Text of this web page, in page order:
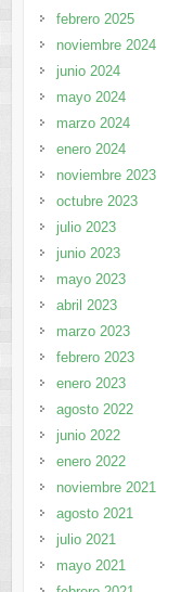
febrero 2025
noviembre 2024
junio 2024
mayo 2024
marzo 2024
enero 2024
noviembre 2023
octubre 2023
julio 2023
junio 2023
mayo 2023
abril 2023
marzo 2023
febrero 2023
enero 2023
agosto 2022
junio 2022
enero 2022
noviembre 2021
agosto 2021
julio 2021
mayo 2021